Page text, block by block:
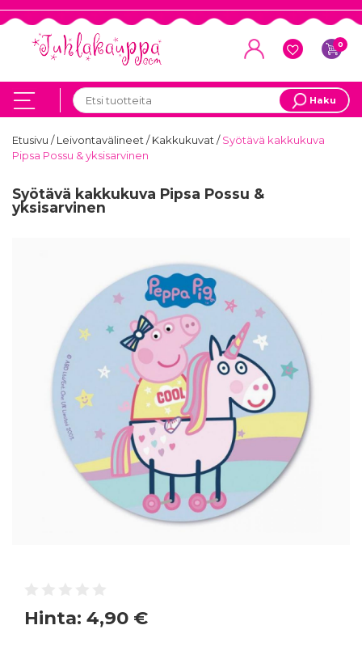
0
Haku
Etusivu /Leivontavälineet/Kakkukuvat/Syötävä kakkukuva
Pipsa Possu & yksisarvinen
Syötävä kakkukuva Pipsa Possu &
yksisarvinen
Hinta: 4,90 €